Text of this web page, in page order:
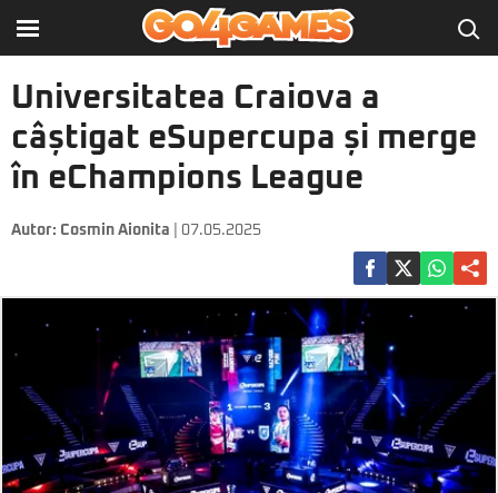
Universitatea Craiova a
câștigat eSupercupa și merge
în eChampions League
Autor: Cosmin Aionita | 07.05.2025